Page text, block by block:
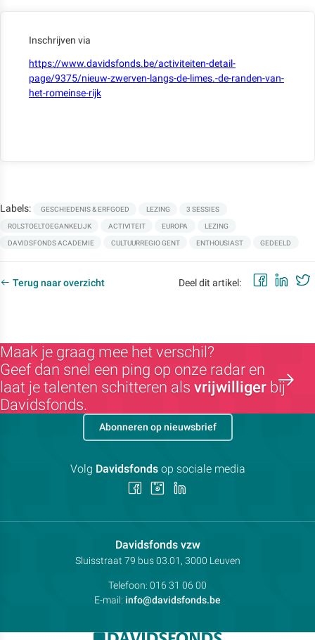
Inschrijven via
https://www.davidsfonds.be/activiteiten-detail-
page/9375/nieuw-zwerven-langs-de-limes.-de-randen-van-
het-romeinse-rijk
Labels: GESCHIEDENIS & ERFGOED LEZING 3 SESSIES
ROLSTOELTOEGANKELIJK ACTIVITEIT EUROPA LEZING
DAVIDSFONDS ACADEMIE CULTUURREGIO GENT ENTHOUSIAST GEDEELD
Terug naar overzicht Deel dit artikel:
Maak je graag mee het verschil?
Geef dan snel een ping op onze radar en
laat je talenten schitteren als vrijwilliger bij
Davidsfonds.
Davidsfonds vzwContactpersoon:
Adres:
Sluisstraat 79 bus 03.01, 3000 Leuven
Telefoon: 016 31 06 00
E-mail: info@davidsfonds.be
Abonneren op nieuwsbrief
Volg Davidsfondsop sociale media
Volg Volg